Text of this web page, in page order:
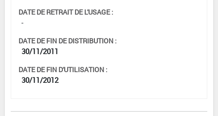
DATE DE RETRAIT DE L'USAGE :
-
DATE DE FIN DE DISTRIBUTION :
30/11/2011
DATE DE FIN D'UTILISATION :
30/11/2012